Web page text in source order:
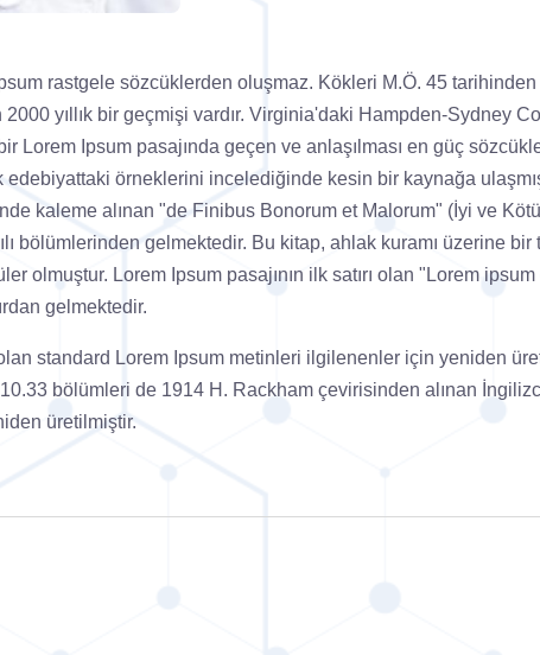
rastgele sözcüklerden oluşmaz. Kökleri M.Ö. 45
2000 yıllık bir geçmişi vardır. Virginia'daki Hampden-Sydney
Lorem Ipsum pasajında geçen ve anlaşılması en güç
örneklerini incelediğinde kesin bir kaynağa
kaleme alınan "de Finibus Bonorum et Malorum" (İyi ve
bölümlerinden gelmektedir. Bu kitap, ahlak kuramı üzerine bir
olmuştur. Lorem Ipsum pasajının ilk satırı olan "Lorem
gelmektedir.
standard Lorem Ipsum metinleri ilgilenenler için yeniden
bölümleri de 1914 H. Rackham çevirisinden alınan
üretilmiştir.